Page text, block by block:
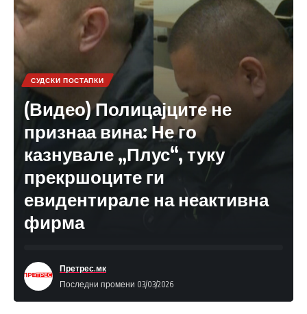
СУДСКИ ПОСТАПКИ
(Видео) Полицајците не
признаа вина: Не го
казнувале „Плус“, туку
прекршоците ги
евидентирале на неактивна
фирма
Последни промени 03/03/2026
Претрес.мк